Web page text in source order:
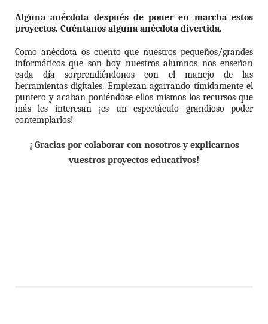
Alguna anécdota después de poner en marcha estos
proyectos. Cuéntanos alguna anécdota divertida.
Como anécdota os cuento que nuestros pequeños/grandes
informáticos que son hoy nuestros alumnos nos enseñan
cada día sorprendiéndonos con el manejo de las
herramientas digitales. Empiezan agarrando tímidamente el
puntero y acaban poniéndose ellos mismos los recursos que
más les interesan ¡es un espectáculo grandioso poder
contemplarlos!
¡ Gracias por colaborar con nosotros y explicarnos
vuestros proyectos educativos!